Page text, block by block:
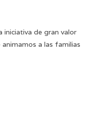
iniciativa de gran valor
a las familias